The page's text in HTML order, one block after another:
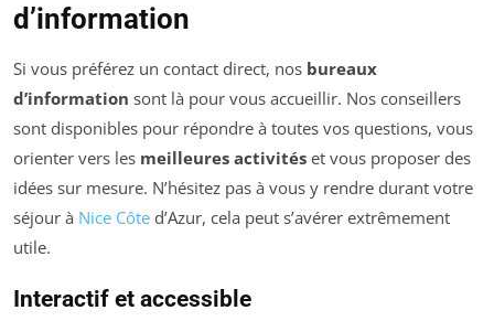
d’information
Si vous préférez un contact direct, nos bureaux
d’information sont là pour vous accueillir. Nos conseillers
sont disponibles pour répondre à toutes vos questions, vous
orienter vers les meilleures activités et vous proposer des
idées sur mesure. N’hésitez pas à vous y rendre durant votre
séjour à Nice Côte d’Azur, cela peut s’avérer extrêmement
utile.
Interactif et accessible